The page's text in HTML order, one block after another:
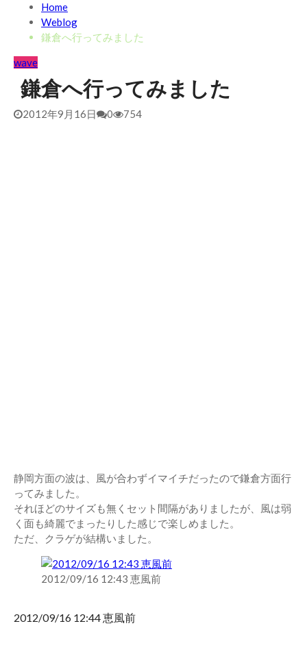
2026/7/28 御前崎方面 よれ入ったダンパー多め
28日
2026/6/4 静波 風弱く見た目よりできました
2026/5/25 御前崎方面 カレント強くブレイク続かず
5月25日
Home
Weblog
鎌倉へ行ってみました
wave
鎌倉へ行ってみました
2012年9月16日 0 754
静岡方面の波は、風が合わずイマイチだったので鎌倉方面行
ってみました。
それほどのサイズも無くセット間隔がありましたが、風は弱
く面も綺麗でまったりした感じで楽しめました。
ただ、クラゲが結構いました。
2012/09/16 12:43 恵風前
2012/09/16 12:44 恵風前